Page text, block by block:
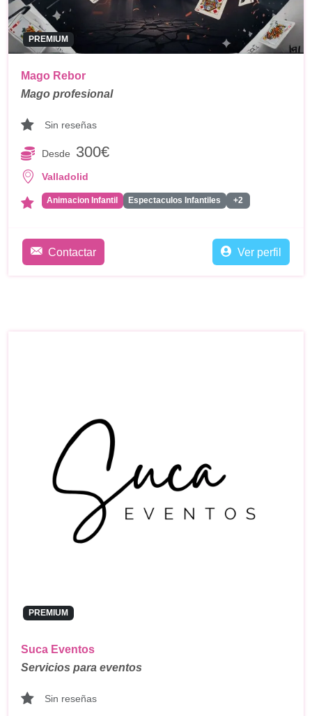
PREMIUM
Mago Rebor
Mago profesional
Sin reseñas
Desde 300€
Valladolid
Animacion Infantil Espectaculos Infantiles +2
Contactar Ver perfil
PREMIUM
Suca Eventos
Servicios para eventos
Sin reseñas